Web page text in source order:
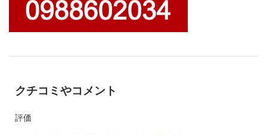
クチコミやコメント
評価